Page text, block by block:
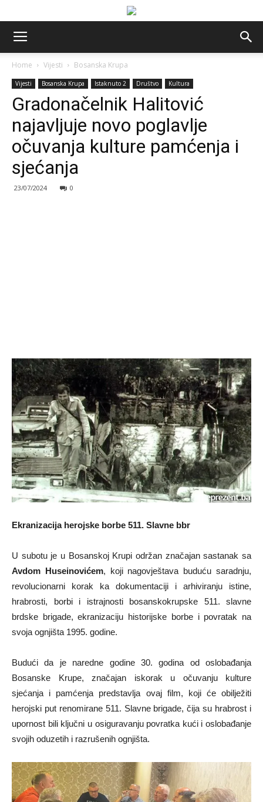
Home Vijesti Bosanska Krupa
Vijesti Bosanska Krupa Istaknuto 2 Društvo Kultura
Gradonačelnik Halitović
najavljuje novo poglavlje
očuvanja kulture pamćenja i
sjećanja
23/07/2024 0
Ekranizacija herojske borbe 511. Slavne bbr
U subotu je u Bosanskoj Krupi održan značajan sastanak sa
Avdom Huseinovićem, koji nagovještava buduću saradnju,
revolucionarni korak ka dokumentaciji i arhiviranju istine,
hrabrosti, borbi i istrajnosti bosanskokrupske 511. slavne
brdske brigade, ekranizaciju historijske borbe i povratak na
svoja ognjišta 1995. godine.
Budući da je naredne godine 30. godina od oslobađanja
Bosanske Krupe, značajan iskorak u očuvanju kulture
sjećanja i pamćenja predstavlja ovaj film, koji će obilježiti
herojski put renomirane 511. Slavne brigade, čija su hrabrost i
upornost bili ključni u osiguravanju povratka kući i oslobađanje
svojih oduzetih i razrušenih ognjišta.